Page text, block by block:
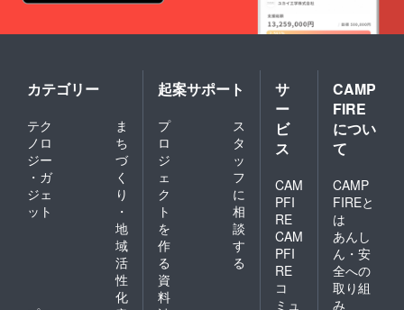
＊ワー
クエプ
ロン
リーサ
イズ。
色はネ
イビー
or カー
キより
地は綿
ツイル
になり
ます。
カテゴリー
テク
ノロ
ジー
・ガ
ジェ
ット
ま
ち
づ
く
り
・
地
域
活
性
化
起案サポート
プ
ロ
ジ
ェ
ク
ト
を
作
る
ス
タ
ッ
フ
に
相
談
す
る
資
料
サ
ー
ビ
ス
CAM
PFI
RE
CAM
PFI
RE
コ
ミュ
CAMP
FIRE
につい
て
CAMP
FIREと
は
あんし
ん・安
全への
取り組
み